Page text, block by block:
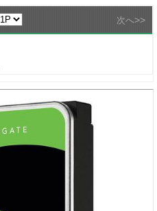
次へ>>